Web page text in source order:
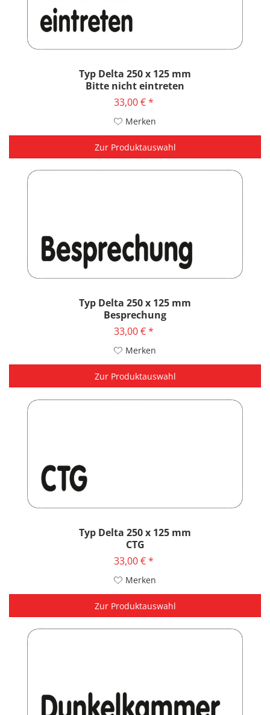
Typ Delta 250 x 125 mm
Bitte nicht eintreten
33,00 € *
Merken
Zur Produktauswahl
Typ Delta 250 x 125 mm
Besprechung
33,00 € *
Merken
Zur Produktauswahl
Typ Delta 250 x 125 mm
CTG
33,00 € *
Merken
Zur Produktauswahl